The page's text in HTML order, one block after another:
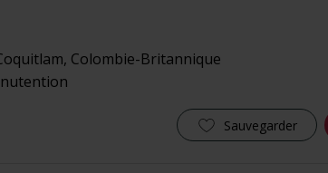
, Colombie-Britannique
Sauvegarder